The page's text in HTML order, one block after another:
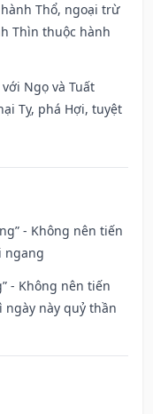
Thổ, ngoại trừ
Thìn thuộc hành
Ngọ và Tuất
Tỵ, phá Hợi, tuyệt
- Không nên tiến
ngang
- Không nên tiến
ngày này quỷ thần